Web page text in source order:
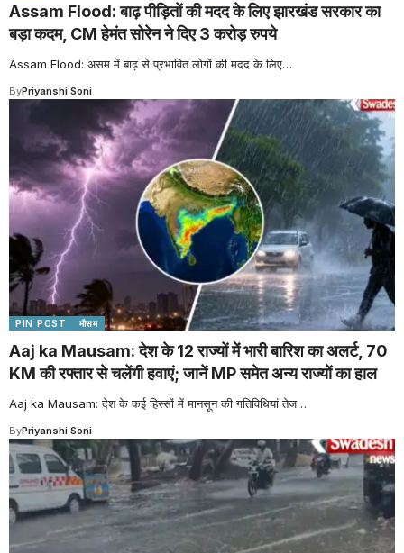
Assam Flood: बाढ़ पीड़ितों की मदद के लिए झारखंड सरकार का
बड़ा कदम, CM हेमंत सोरेन ने दिए 3 करोड़ रुपये
Assam Flood: असम में बाढ़ से प्रभावित लोगों की मदद के लिए…
ByPriyanshi Soni
PIN POST मौसम
Aaj ka Mausam: देश के 12 राज्यों में भारी बारिश का अलर्ट, 70
KM की रफ्तार से चलेंगी हवाएं; जानें MP समेत अन्य राज्यों का हाल
Aaj ka Mausam: देश के कई हिस्सों में मानसून की गतिविधियां तेज…
ByPriyanshi Soni